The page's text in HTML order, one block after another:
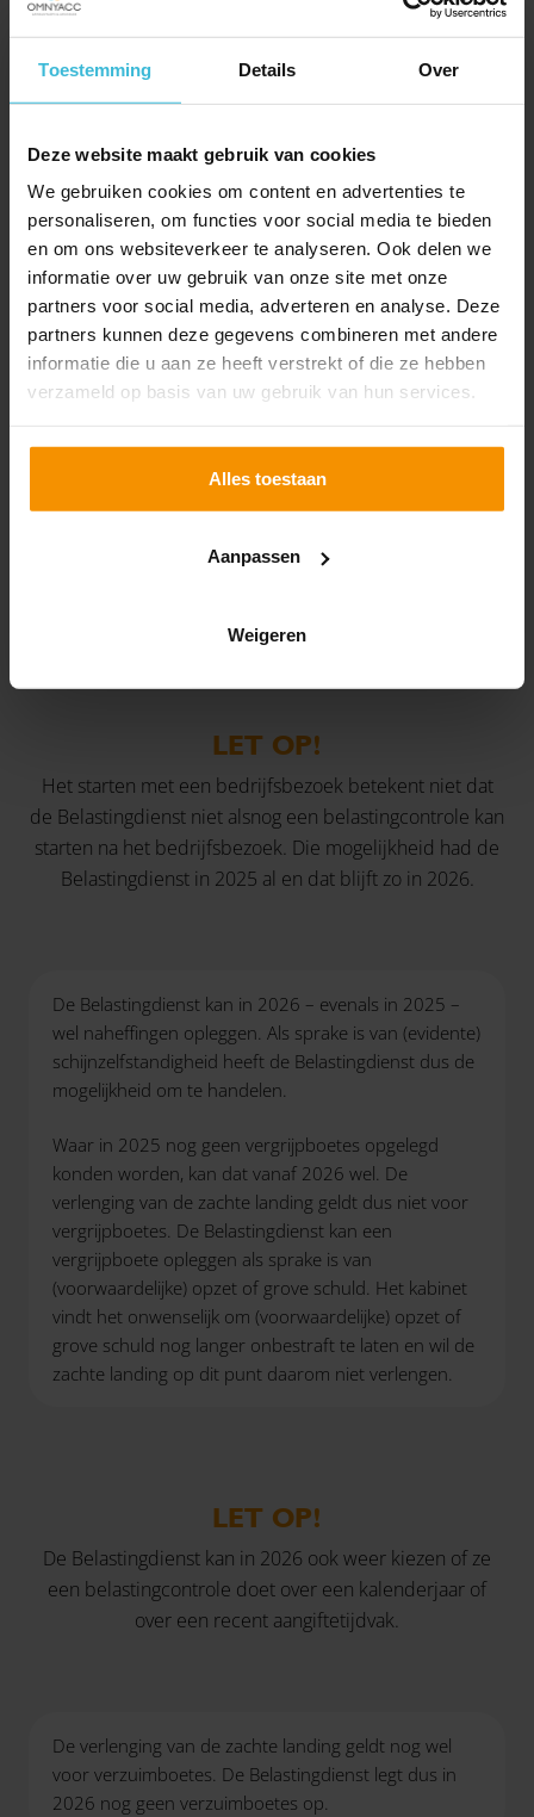
Toestemming Details Over
Deze website maakt gebruik van cookies
We gebruiken cookies om content en advertenties te
personaliseren, om functies voor social media te bieden
en om ons websiteverkeer te analyseren. Ook delen we
informatie over uw gebruik van onze site met onze
partners voor social media, adverteren en analyse. Deze
partners kunnen deze gegevens combineren met andere
informatie die u aan ze heeft verstrekt of die ze hebben
verzameld op basis van uw gebruik van hun services.
Alles toestaan
Aanpassen
Weigeren
De Belastingdienst kan daarbij alleen met
terugwerkende kracht tot 1 januari 2025 corrigeren,
tenzij sprake is van kwaadwillendheid.
Handhaving vanaf 2026
Met ingang van 1 januari 2026 zou het
handhavingsmoratorium arbeidsrelaties en ook de
zachte landing volledig opgeheven worden. Het
kabinet heeft eind 2025 echter toch gekozen voor
een gedeeltelijke verlenging van de zachte landing.
Een volledige verlenging vond het kabinet ongewenst.
Belastingdienst ook in 2026 in principe start met een
bedrijfsbezoek in plaats van meteen met een
principe de mogelijkheid om zijn bedrijfsvoering te
LET OP!
Het starten met een bedrijfsbezoek betekent niet dat
de Belastingdienst niet alsnog een belastingcontrole kan
starten na het bedrijfsbezoek. Die mogelijkheid had de
Belastingdienst in 2025 al en dat blijft zo in 2026.
De Belastingdienst kan in 2026 – evenals in 2025 –
wel naheffingen opleggen. Als sprake is van (evidente)
schijnzelfstandigheid heeft de Belastingdienst dus de
mogelijkheid om te handelen.
Waar in 2025 nog geen vergrijpboetes opgelegd
konden worden, kan dat vanaf 2026 wel. De
verlenging van de zachte landing geldt dus niet voor
vergrijpboetes. De Belastingdienst kan een
vergrijpboete opleggen als sprake is van
(voorwaardelijke) opzet of grove schuld. Het kabinet
vindt het onwenselijk om (voorwaardelijke) opzet of
grove schuld nog langer onbestraft te laten en wil de
zachte landing op dit punt daarom niet verlengen.
LET OP!
De Belastingdienst kan in 2026 ook weer kiezen of ze
een belastingcontrole doet over een kalenderjaar of
over een recent aangiftetijdvak.
De verlenging van de zachte landing geldt nog wel
voor verzuimboetes. De Belastingdienst legt dus in
2026 nog geen verzuimboetes op.